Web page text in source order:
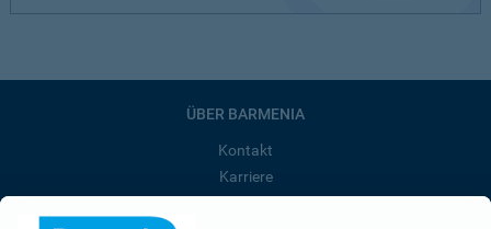
ÜBER BARMENIA
Kontakt
Karriere